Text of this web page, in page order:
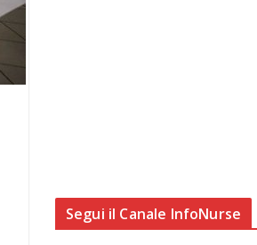
Segui il Canale InfoNurse